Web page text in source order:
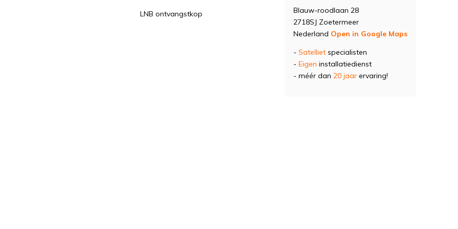
LNB ontvangstkop
Blauw-roodlaan 28
2718SJ Zoetermeer
Nederland Open in Google Maps
- Satelliet specialisten
- Eigen installatiedienst
- méér dan 20 jaar ervaring!